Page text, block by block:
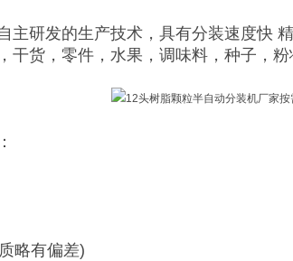
主研发的生产技术，具有分装速度快
干货，零件，水果，调味料，种子，
略有偏差)